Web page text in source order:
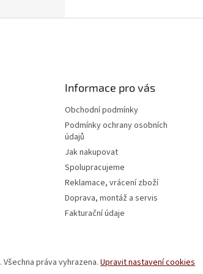
Informace pro vás
Obchodní podmínky
Podmínky ochrany osobních
údajů
Jak nakupovat
Spolupracujeme
Reklamace, vrácení zboží
Doprava, montáž a servis
Fakturační údaje
. Všechna práva vyhrazena. Upravit nastavení cookies